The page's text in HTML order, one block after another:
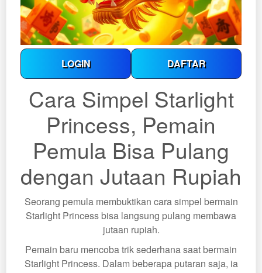
LOGIN DAFTAR
Cara Simpel Starlight
Princess, Pemain
Pemula Bisa Pulang
dengan Jutaan Rupiah
Seorang pemula membuktikan cara simpel bermain
Starlight Princess bisa langsung pulang membawa
jutaan rupiah.
Pemain baru mencoba trik sederhana saat bermain
Starlight Princess. Dalam beberapa putaran saja, ia